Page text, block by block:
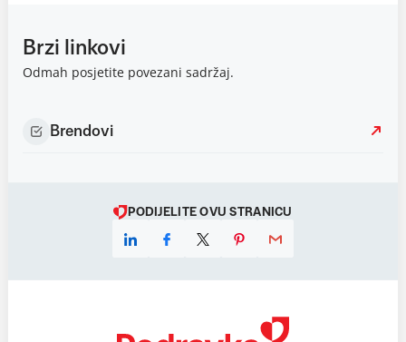
Brzi linkovi
Odmah posjetite povezani sadržaj.
Brendovi
PODIJELITE OVU STRANICU